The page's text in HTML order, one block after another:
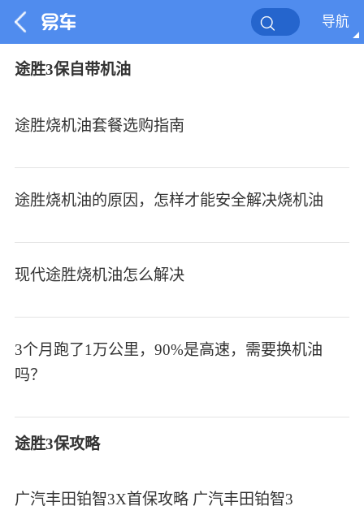
导航
途胜3保自带机油
途胜烧机油套餐选购指南
途胜烧机油的原因，怎样才能安全解决烧机油
现代途胜烧机油怎么解决
3个月跑了1万公里，90%是高速，需要换机油
吗？
途胜3保攻略
广汽丰田铂智3X首保攻略 广汽丰田铂智3